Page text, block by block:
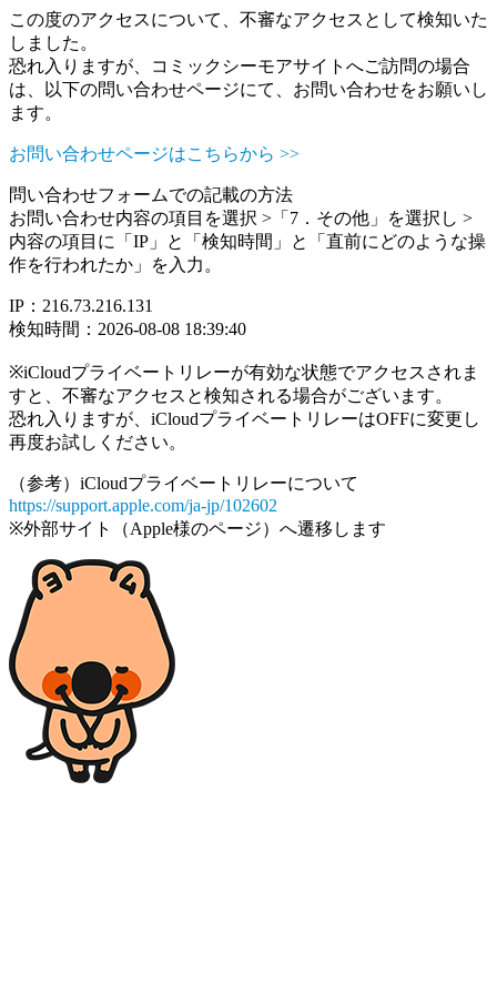
この度のアクセスについて、不審なアクセスとして検知いた
しました。
恐れ入りますが、コミックシーモアサイトへご訪問の場合
は、以下の問い合わせページにて、お問い合わせをお願いし
ます。
お問い合わせページはこちらから >>
問い合わせフォームでの記載の方法
お問い合わせ内容の項目を選択 >「7．その他」を選択し >
内容の項目に「IP」と「検知時間」と「直前にどのような操
作を行われたか」を入力。
IP：216.73.216.131
検知時間：2026-08-08 18:39:40
※iCloudプライベートリレーが有効な状態でアクセスされま
すと、不審なアクセスと検知される場合がございます。
恐れ入りますが、iCloudプライベートリレーはOFFに変更し
再度お試しください。
（参考）iCloudプライベートリレーについて
https://support.apple.com/ja-jp/102602
※外部サイト（Apple様のページ）へ遷移します